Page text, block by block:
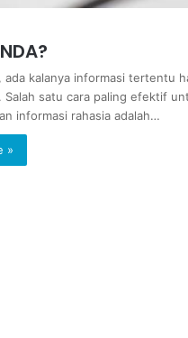
ada kalanya informasi tertentu
Salah satu cara paling efektif
informasi rahasia adalah…
»